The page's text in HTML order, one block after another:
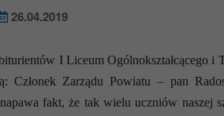
26.04.2019
I Liceum Ogólnokształcącego
Członek Zarządu Powiatu – pan
fakt, że tak wielu uczniów naszej